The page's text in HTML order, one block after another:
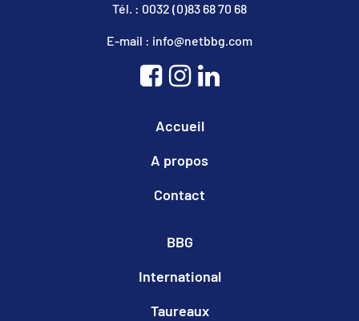
Tél. : 0032 (0)83 68 70 68
E-mail : info@netbbg.com
Accueil
A propos
Contact
BBG
International
Taureaux